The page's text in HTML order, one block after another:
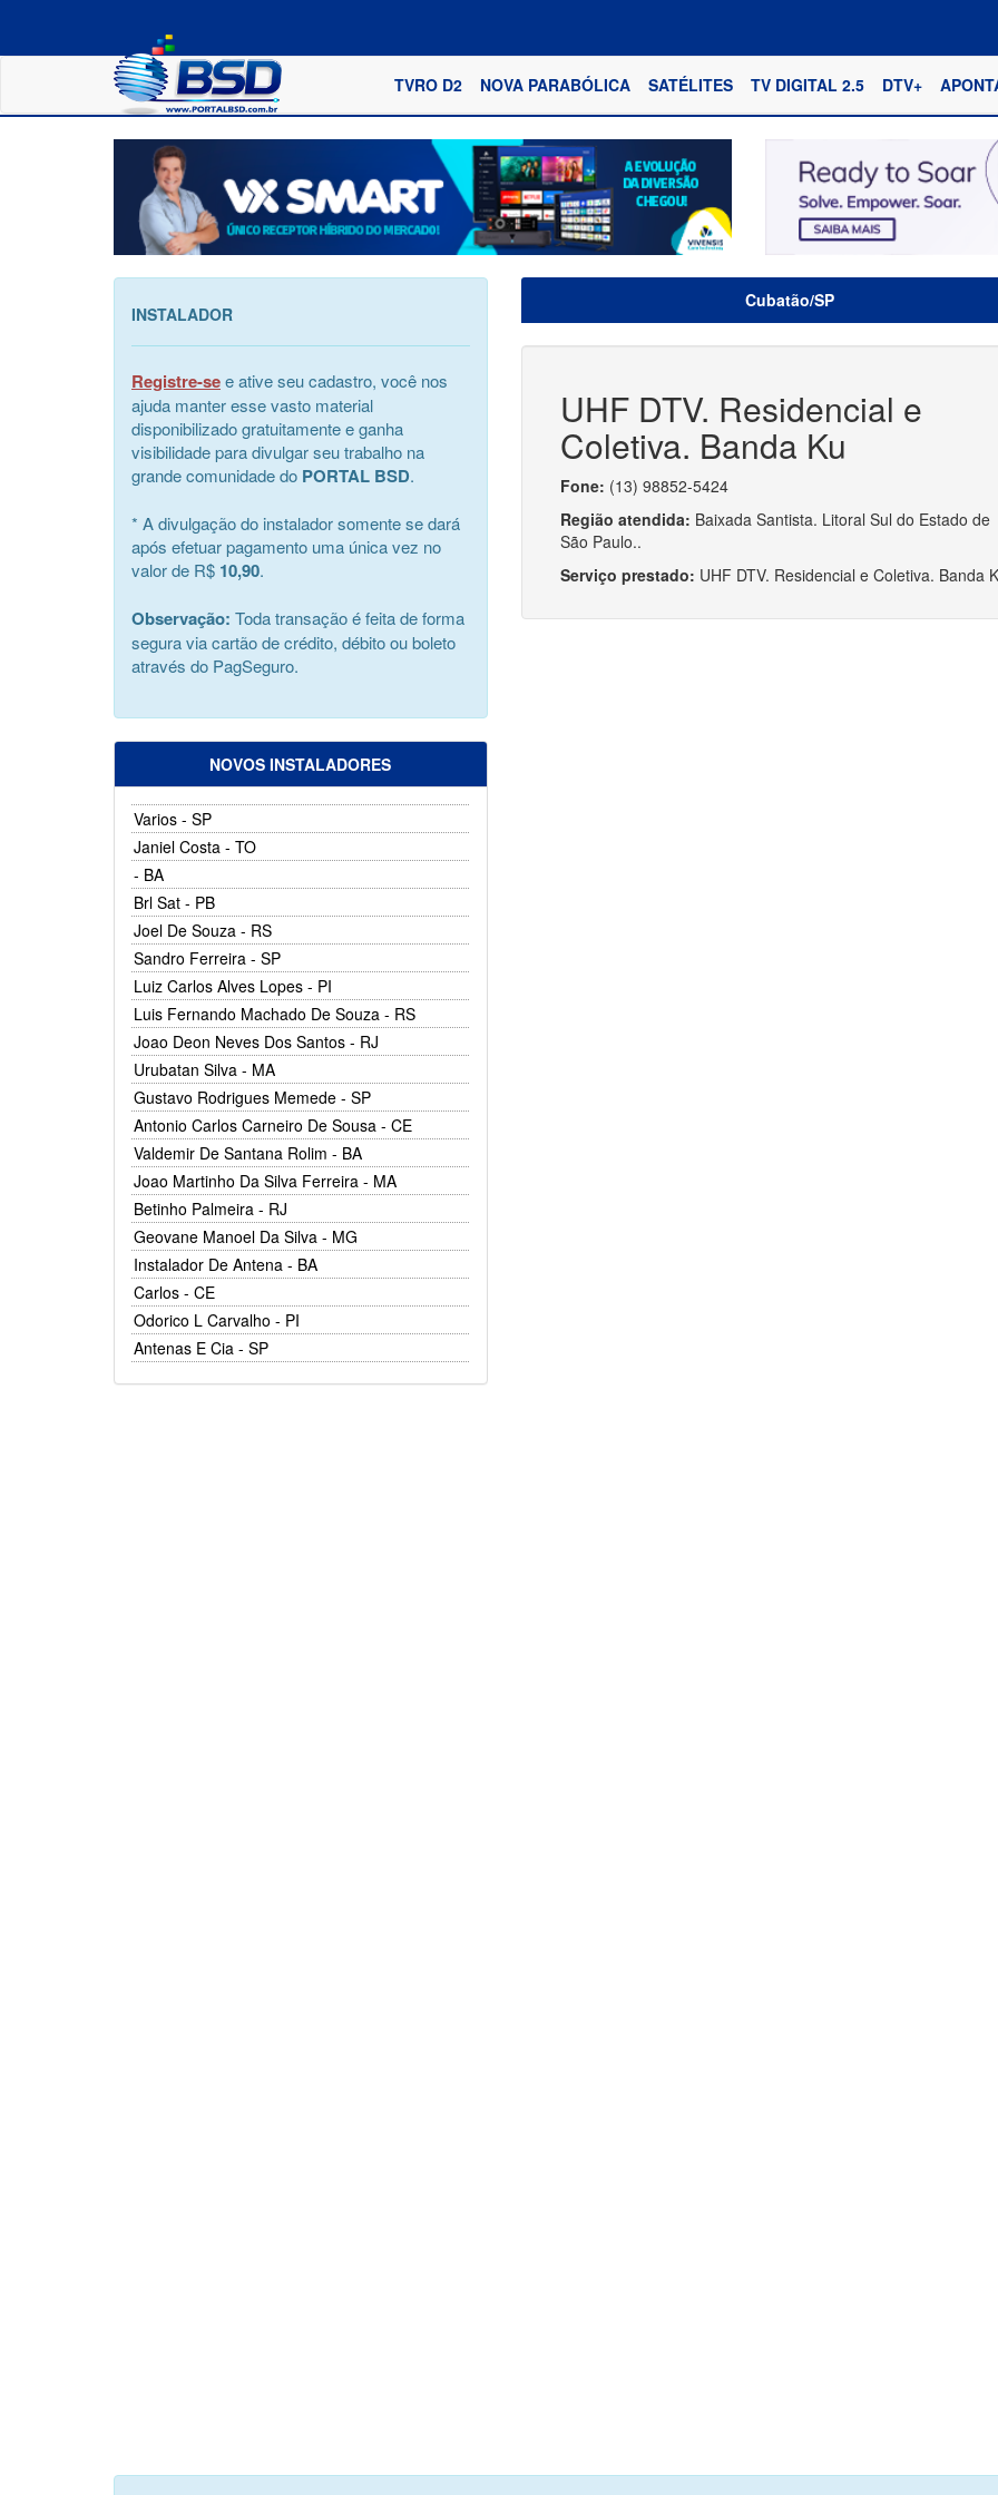
TVRO D2 NOVA PARABÓLICA SATÉLITES TV DIGITAL 2.5 DTV+
INSTALADOR
Registre-see ative seu cadastro, você nos
ajuda manter esse vasto material
disponibilizado gratuitamente e ganha
visibilidade para divulgar seu trabalho na
grande comunidade do PORTAL BSD.
* A divulgação do instalador somente se dará
após efetuar pagamento uma única vez no
valor de R$ 10,90.
Observação: Toda transação é feita de forma
segura via cartão de crédito, débito ou boleto
através do PagSeguro.
NOVOS INSTALADORES
Varios - SP
Janiel Costa - TO
- BA
Brl Sat - PB
Joel De Souza - RS
Sandro Ferreira - SP
Luiz Carlos Alves Lopes - PI
Luis Fernando Machado De Souza - RS
Joao Deon Neves Dos Santos - RJ
Urubatan Silva - MA
Gustavo Rodrigues Memede - SP
Antonio Carlos Carneiro De Sousa - CE
Valdemir De Santana Rolim - BA
Joao Martinho Da Silva Ferreira - MA
Betinho Palmeira - RJ
Geovane Manoel Da Silva - MG
Instalador De Antena - BA
Carlos - CE
Odorico L Carvalho - PI
Antenas E Cia - SP
Cubatão/SP
UHF DTV. Residencial e
Coletiva. Banda Ku
Fone: (13) 98852-5424
Região atendida: Baixada Santista. Litoral Sul do Estado de
São Paulo..
Serviço prestado: UHF DTV. Residencial e Coletiva. Banda